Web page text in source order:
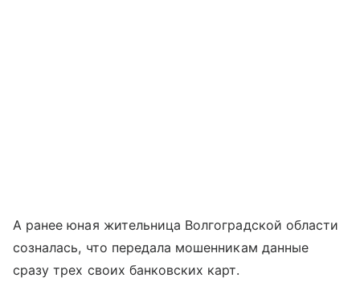
А ранее юная жительница Волгоградской области
созналась, что передала мошенникам данные
сразу трех своих банковских карт.